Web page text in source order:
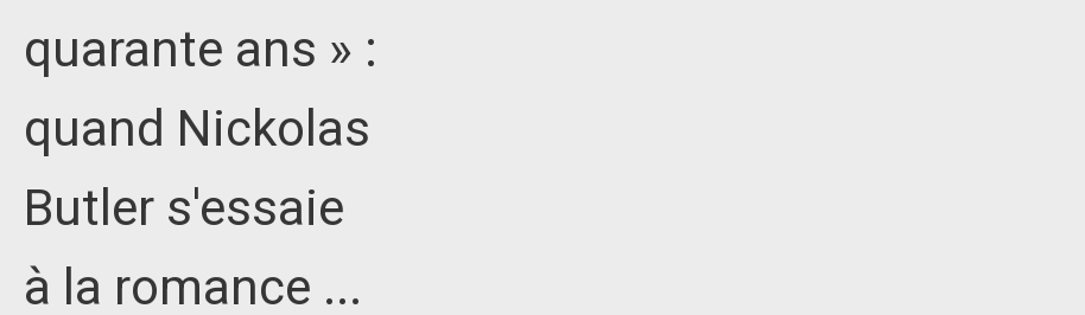
quarante ans » :
quand Nickolas
Butler s'essaie
à la romance ...